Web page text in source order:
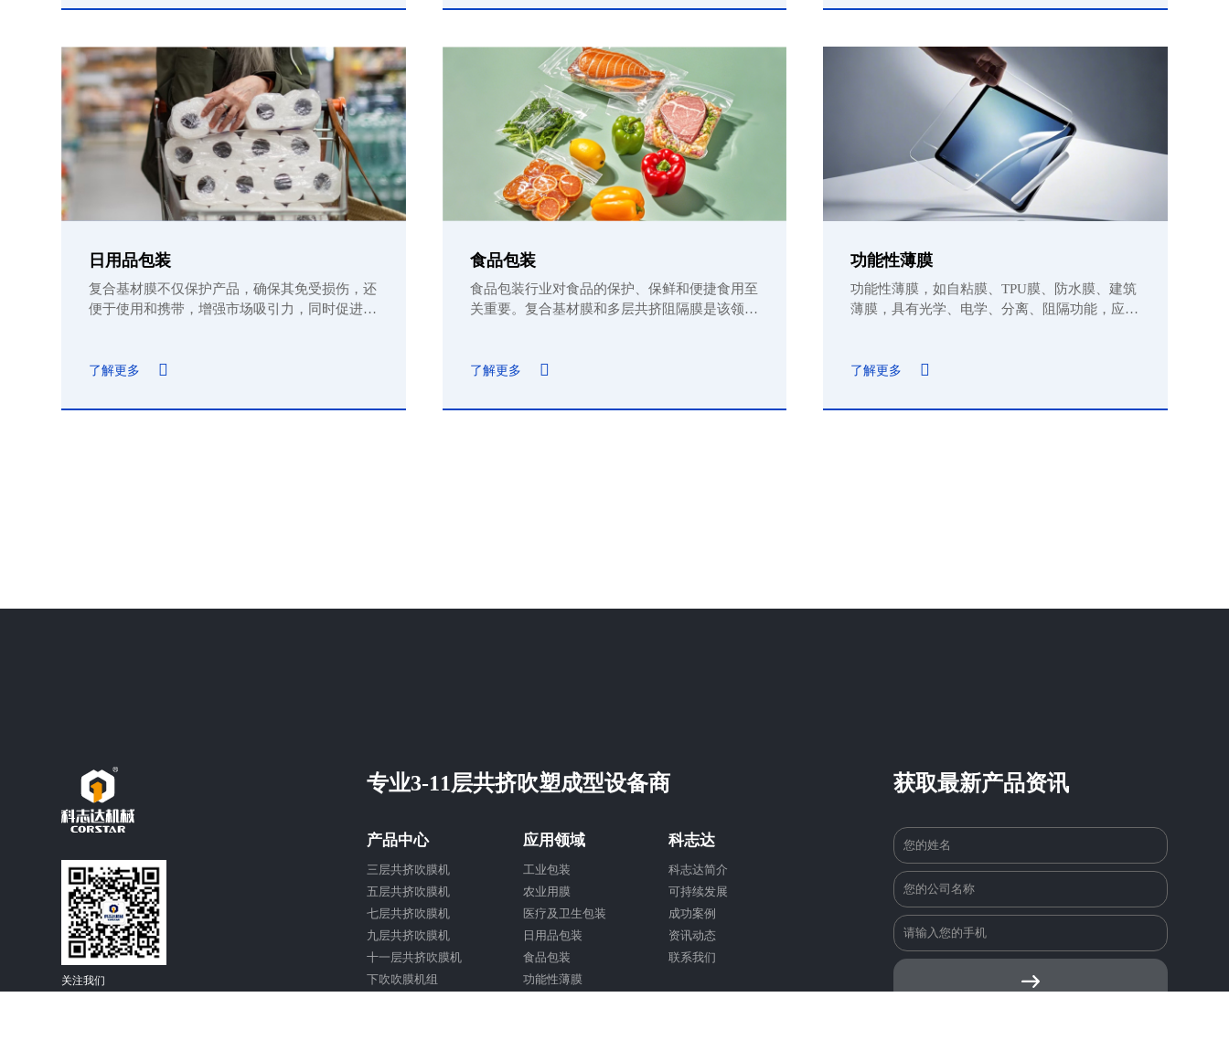
日用品包装
复合基材膜不仅保护产品，确保其免受损伤，还
便于使用和携带，增强市场吸引力，同时促进环
了解更多
食品包装
食品包装行业对食品的保护、保鲜和便捷食用至
关重要。复合基材膜和多层共挤阻隔膜是该领域
了解更多
功能性薄膜
功能性薄膜，如自粘膜、TPU膜、防水膜、建筑
薄膜，具有光学、电学、分离、阻隔功能，应用
了解更多
关注我们
专业3-11层共挤吹塑成型设备商
产品中心
三层共挤吹膜机
五层共挤吹膜机
七层共挤吹膜机
九层共挤吹膜机
十一层共挤吹膜机
下吹吹膜机组
应用领域
工业包装
农业用膜
医疗及卫生包装
日用品包装
食品包装
功能性薄膜
科志达
科志达简介
可持续发展
成功案例
资讯动态
联系我们
获取最新产品资讯